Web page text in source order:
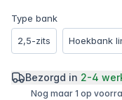
Type bank
2,5-zits
Hoekbank
Bezorgd in 2-4
Nog maar 1 op